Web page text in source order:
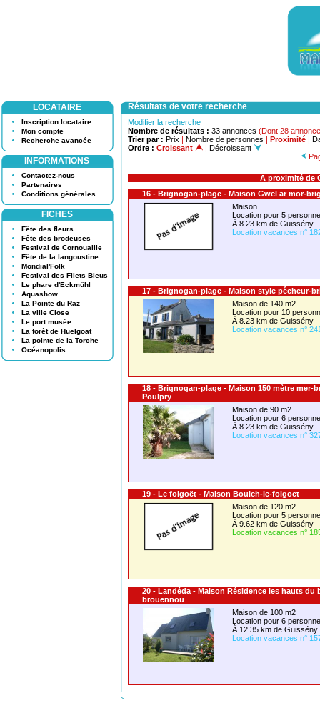
LOCATAIRE
Inscription locataire
Mon compte
Recherche avancée
INFORMATIONS
Contactez-nous
Partenaires
Conditions générales
FICHES
Fête des fleurs
Fête des brodeuses
Festival de Cornouaille
Fête de la langoustine
Mondial'Folk
Festival des Filets Bleus
Le phare d'Eckmühl
Aquashow
La Pointe du Raz
La ville Close
Le port musée
La forêt de Huelgoat
La pointe de la Torche
Océanopolis
Résultats de votre recherche
Modifier la recherche
Nombre de résultats : 33 annonces (Dont 28
Trier par : Prix | Nombre de personnes | Proximité |
Ordre : Croissant | Décroissant
À proximité de
16 - Brignogan-plage - Maison Gwel ar mor-
Maison
Location pour 5
À 8.23 km de Guissény
Location vacances n°
17 - Brignogan-plage - Maison style pêcheur-
Maison de 140 m2
Location pour 10
À 8.23 km de Guissény
Location vacances n°
18 - Brignogan-plage - Maison 150 mètre mer-
Poulpry
Maison de 90 m2
Location pour 6
À 8.23 km de Guissény
Location vacances n°
19 - Le folgoët - Maison Boulch-le-folgoet
Maison de 120 m2
Location pour 5
À 9.62 km de Guissény
Location vacances n°
20 - Landéda - Maison Résidence les hauts du
brouennou
Maison de 100 m2
Location pour 6
À 12.35 km de Guissény
Location vacances n°